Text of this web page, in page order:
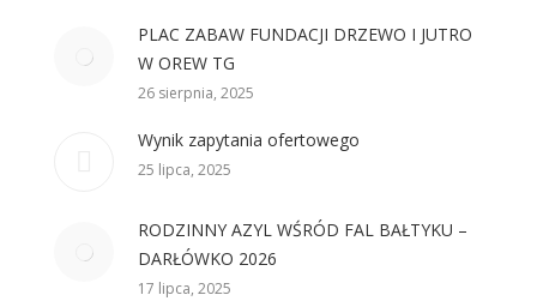
PLAC ZABAW FUNDACJI DRZEWO I JUTRO
W OREW TG
26 sierpnia, 2025
Wynik zapytania ofertowego
25 lipca, 2025
RODZINNY AZYL WŚRÓD FAL BAŁTYKU –
DARŁÓWKO 2026
17 lipca, 2025